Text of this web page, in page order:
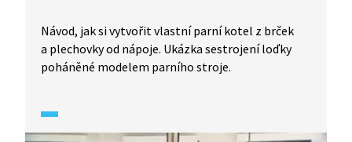
Návod, jak si vytvořit vlastní parní kotel z brček
a plechovky od nápoje. Ukázka sestrojení loďky
poháněné modelem parního stroje.